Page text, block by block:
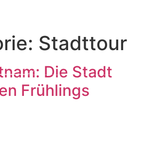
Stadttour
Die Stadt
Frühlings